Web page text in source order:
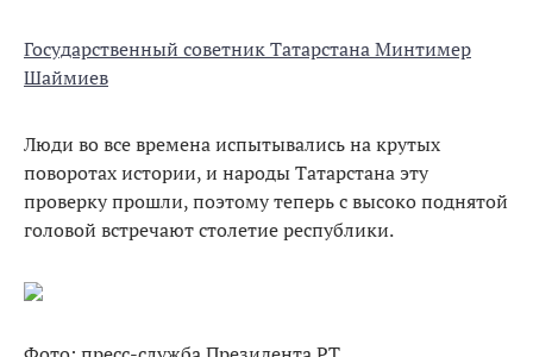
Государственный советник Татарстана Минтимер
Шаймиев
Люди во все времена испытывались на крутых
поворотах истории, и народы Татарстана эту
проверку прошли, поэтому теперь с высоко поднятой
головой встречают столетие республики.